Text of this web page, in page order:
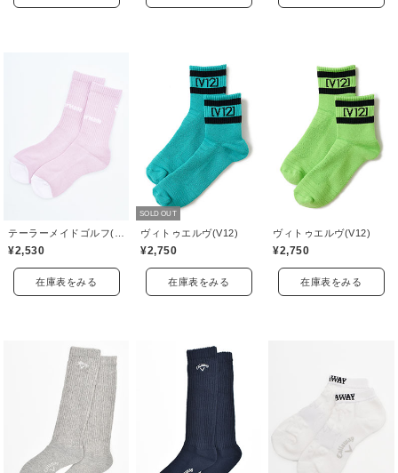
¥2,530
在庫表をみる
SOLD OUT
ヴィトゥエルヴ(V12)
¥2,750
在庫表をみる
ヴィトゥエルヴ(V12)
¥2,750
在庫表をみる